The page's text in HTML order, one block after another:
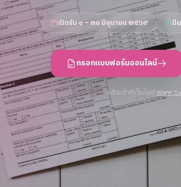
เปิดรับ ๑ – ๓๐ มิถุนายน ๒๕๖๙ มี
กรอกแบบฟอร์มออนไลน์
หรือเข้าที่เว็บไซต์